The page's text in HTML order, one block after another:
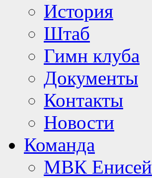
История
Штаб
Гимн клуба
Документы
Контакты
Новости
Команда
МВК Енисей